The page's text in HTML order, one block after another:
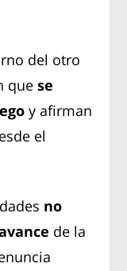
del otro
que se
y afirman
el
no
de la